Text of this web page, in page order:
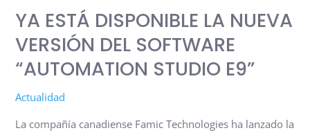
YA ESTÁ DISPONIBLE LA NUEVA
VERSIÓN DEL SOFTWARE
“AUTOMATION STUDIO E9”
Actualidad
La compañía canadiense Famic Technologies ha lanzado la
DEL
SOFTWARE
“AUTOMATION
STUDIO
E9”